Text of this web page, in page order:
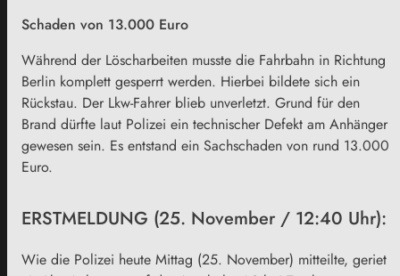
Schaden von 13.000 Euro
Während der Löscharbeiten musste die Fahrbahn in Richtung
Berlin komplett gesperrt werden. Hierbei bildete sich ein
Rückstau. Der Lkw-Fahrer blieb unverletzt. Grund für den
Brand dürfte laut Polizei ein technischer Defekt am Anhänger
gewesen sein. Es entstand ein Sachschaden von rund 13.000
Euro.
ERSTMELDUNG (25. November / 12:40 Uhr):
Wie die Polizei heute Mittag (25. November) mitteilte, geriet